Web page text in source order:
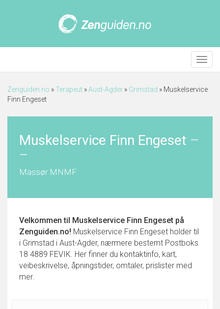
Meny
Zenguiden.no »Terapeut »Aust-Agder » Grimstad » Muskelservice
Finn Engeset
Muskelservice Finn Engeset –
–
Massør MNMF
Velkommen til Muskelservice Finn Engeset på
Zenguiden.no! Muskelservice Finn Engeset holder til
i Grimstad i Aust-Agder, nærmere bestemt Postboks
18 4889 FEVIK. Her finner du kontaktinfo, kart,
veibeskrivelse, åpningstider, omtaler, prislister med
mer.